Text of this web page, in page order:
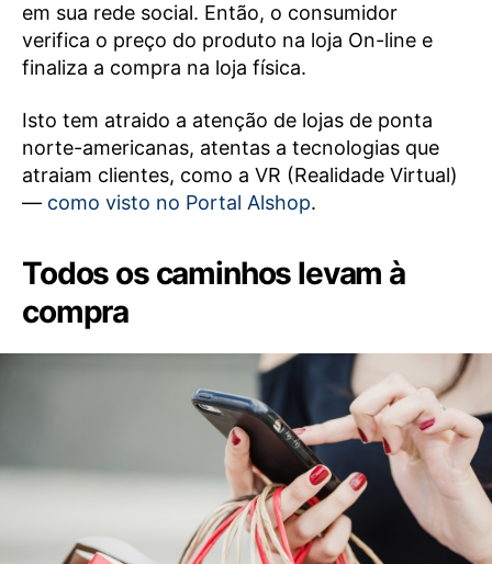
em sua rede social. Então, o consumidor
verifica o preço do produto na loja On-line e
finaliza a compra na loja física.
Isto tem atraido a atenção de lojas de ponta
norte-americanas, atentas a tecnologias que
atraiam clientes, como a VR (Realidade Virtual)
— como visto no Portal Alshop.
Todos os caminhos levam à
compra